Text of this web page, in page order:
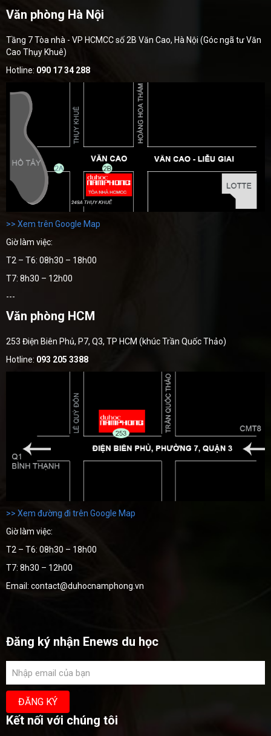
Văn phòng Hà Nội
Tầng 7 Tòa nhà - VP HCMCC số 2B Văn Cao, Hà Nội (Góc ngã tư Văn
Cao Thụy Khuê)
Hotline: 090 17 34 288
>> Xem trên Google Map
Giờ làm việc:
T2 – T6: 08h30 – 18h00
T7: 8h30 – 12h00
---
Văn phòng HCM
253 Điện Biên Phủ, P7, Q3, TP HCM (khúc Trần Quốc Thảo)
Hotline: 093 205 3388
>> Xem đường đi trên Google Map
Giờ làm việc:
T2 – T6: 08h30 – 18h00
T7: 8h30 – 12h00
Email: contact@duhocnamphong.vn
Đăng ký nhận Enews du học
Kết nối với chúng tôi